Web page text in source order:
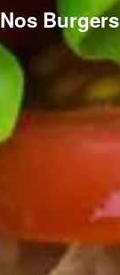
Nos Burgers